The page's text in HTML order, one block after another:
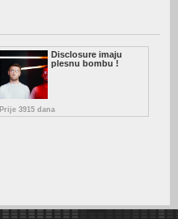
Disclosure imaju
plesnu bombu !
Prije 3915 dana